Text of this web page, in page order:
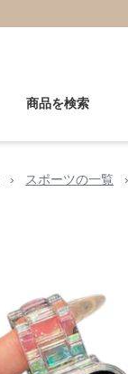
商品を検索
› スポーツの一覧 ›